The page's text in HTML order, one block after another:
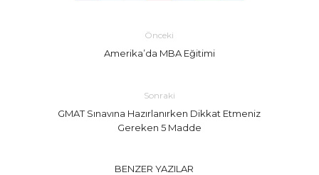
Önceki
Amerika’da MBA Eğitimi
Sonraki
GMAT Sınavına Hazırlanırken Dikkat Etmeniz
Gereken 5 Madde
BENZER YAZILAR